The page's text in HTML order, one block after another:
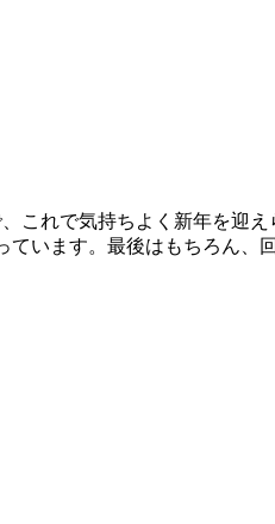
これで気持ちよく新年を迎え
ています。最後はもちろん、